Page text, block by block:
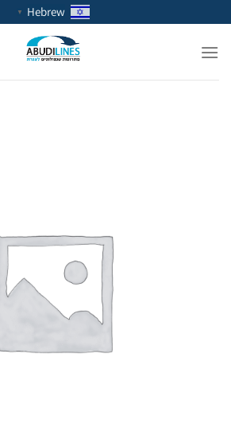
to
content
Hebrew
▼